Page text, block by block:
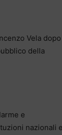
Vela
della
e
nazionali e